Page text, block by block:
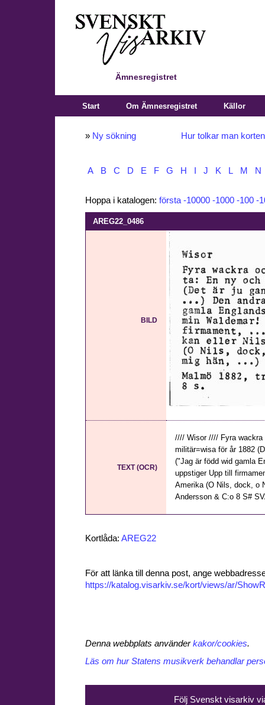
Ämnesregistret
Start Om Ämnesregistret Källor
» Ny sökning Hur tolkar man
A B C D E F G H J K L M N
Hoppa i katalogen: första -10000 -1000 -100 -
AREG22_0486
BILD
TEXT (OCR)
//// Wisor //// Fyra wackra
militär=wisa för år 1882
("Jag är född wid gamla
uppstiger Upp till
Amerika (O Nils, dock, o
Andersson & C:o 8 S#
Kortlåda: AREG22
För att länka till denna post, ange
https://katalog.visarkiv.se/kort/views/ar/
Denna webbplats använderkakor/cookies.
Läs om hur Statens musikverk behandlar
Följ Svenskt visarkiv